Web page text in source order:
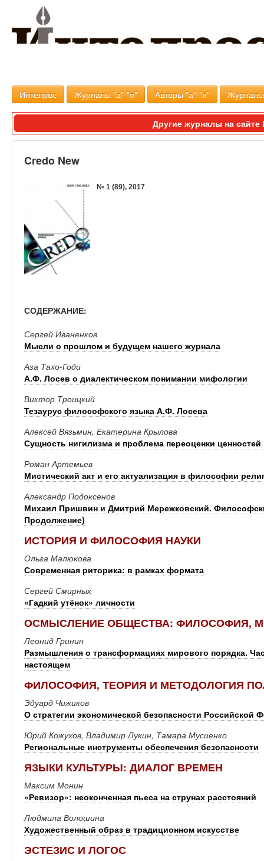
Интелрос Журналы "а"-"я" Авторы "а"-"я"
Другие журналы на
Credo New
№ 1 (89), 2017
СОДЕРЖАНИЕ:
Сергей Иваненков
Мысли о прошлом и будущем нашего журнала
Аза Тахо-Годи
А.Ф. Лосев о диалектическом понимании мифологии
Виктор Троицкий
Тезаурус философского языка А.Ф. Лосева
Алексей Вязьмин, Екатерина Крылова
Сущность нигилизма и проблема переоценки
Роман Артемьев
Мистический акт и его актуализация в философии
Александр Подоксенов
Михаил Пришвин и Дмитрий Мережковский.
Продолжение)
ИСТОРИЯ И ФИЛОСОФИЯ НАУКИ
Ольга Малюкова
Современная риторика: в рамках формата
Сергей Смирных
«Гадкий утёнок» личности
ОСМЫСЛЕНИЕ ОБЩЕСТВА: ФИЛОСОФИЯ,
Леонид Гринин
Размышления о трансформациях мирового порядка.
настоящем
ФИЛОСОФИЯ, ТЕОРИЯ И МЕТОДОЛОГИЯ
Эдуард Чижиков
О стратегии экономической безопасности Российской
Юрий Кожухов, Владимир Лукин, Тамара Мусиенко
Региональные инструменты обеспечения безопасности
ЯЗЫКИ КУЛЬТУРЫ: ДИАЛОГ ВРЕМЕН
Максим Монин
«Ревизор»: неоконченная пьеса на струнах расстояний
Людмила Волошина
Художественный образ в традиционном искусстве
ЭСТЕЗИС И ЛОГОС